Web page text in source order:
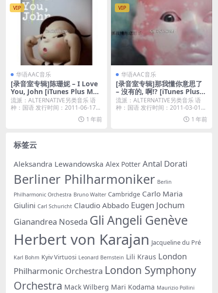
VIP
华语AAC音乐
[录音室专辑]陈珊妮 – I Love
You, John [iTunes Plus M4
A]
流派：ALTERNATIVE另类音乐 语
种：国语 发行时间：2011-06-17...
1 年前
VIP
华语AAC音乐
[录音室专辑]那我懂你意思了
– 沒有的, 啊!? [iTunes Plus
M4A]
流派：ALTERNATIVE另类音乐 语
种：国语 发行时间：2011-03-01...
1 年前
标签云
Aleksandra Lewandowska Alex Potter Antal Dorati
Berliner Philharmoniker Berlin
Philharmonic Orchestra Bruno Walter Cambridge Carlo Maria
Giulini Carl Schuricht Claudio Abbado Eugen Jochum
Gianandrea Noseda Gli Angeli Genève
Herbert von Karajan Jacqueline du Pré
Karl Bohm Kyiv Virtuosi Leonard Bernstein Lili Kraus London
Philharmonic Orchestra London Symphony
Orchestra Mack Wilberg Mari Kodama Maurizio Pollini